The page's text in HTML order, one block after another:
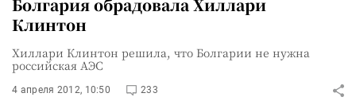
Болгария обрадовала Хиллари
Клинтон
Хиллари Клинтон решила, что Болгарии не нужна
российская АЭС
4 апреля 2012, 10:50 233